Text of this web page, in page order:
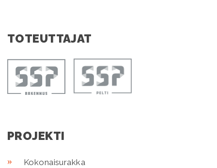
TOTEUTTAJAT
PROJEKTI
Kokonaisurakka